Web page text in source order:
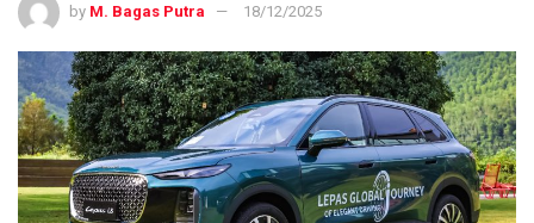
by M. Bagas Putra 18/12/2025